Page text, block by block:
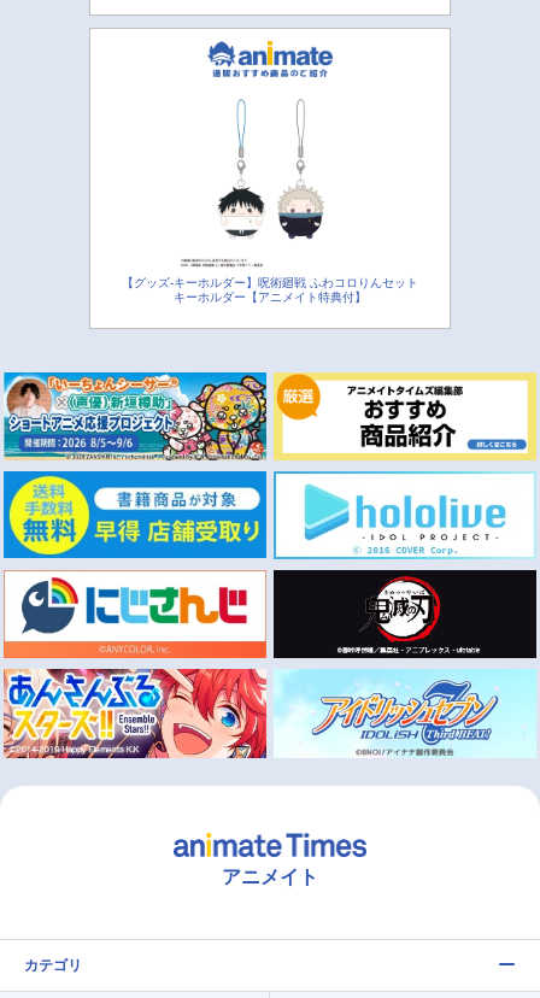
【グッズ-キーホルダー】呪術廻戦 ふわコロりんセット
キーホルダー【アニメイト特典付】
アニメイト
カテゴリ